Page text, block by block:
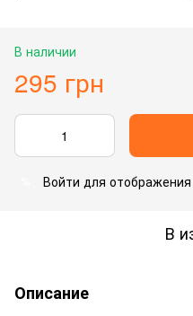
В наличии
295 грн
Войти для отображения
В
Описание